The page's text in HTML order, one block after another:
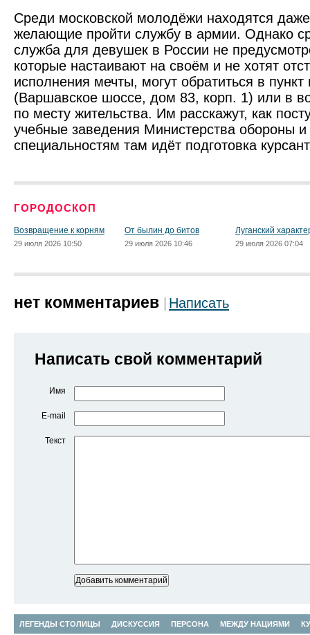
Среди московской молодёжи находятся
желающие пройти службу в армии. Однако
служба для девушек в России не
которые настаивают на своём и не хотят
исполнения мечты, могут обратиться в пункт
(Варшавское шоссе, дом 83, корп. 1) или в
по месту жительства. Им расскажут, как
учебные заведения Министерства обороны и
специальностям там идёт подготовка
ГОРОДОСКОП
Возвращение к корням
29 июля 2026 10:50
От былин до битов
29 июля 2026 10:46
Луганский
29 июля 2026 07:04
нет комментариев Написать
Написать свой комментарий
Имя
E-mail
Текст
ЛЕГЕНДЫ СТОЛИЦЫ ДИСКУССИЯ ПЕРСОНА МЕЖДУ НАЦИЯМИ